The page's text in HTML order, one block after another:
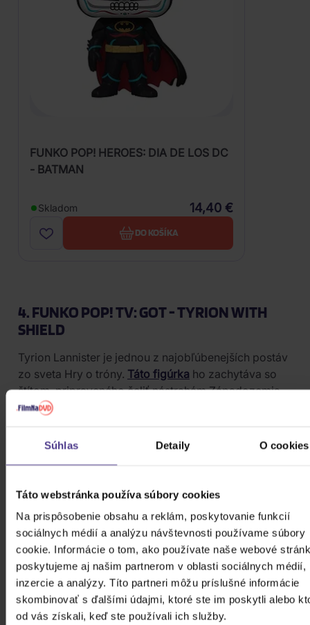
Súhlas Detaily O cookies
Táto webstránka používa súbory cookies
Na prispôsobenie obsahu a reklám, poskytovanie funkcií
sociálnych médií a analýzu návštevnosti používame súbory
cookie. Informácie o tom, ako používate naše webové
poskytujeme aj našim partnerom v oblasti sociálnych médií,
inzercie a analýzy. Títo partneri môžu príslušné informácie
skombinovať s ďalšími údajmi, ktoré ste im poskytli alebo
od vás získali, keď ste používali ich služby.
FUNKO POP! HEROES: DIA DE LOS DC
- BATMAN
Skladom 14,40 €
DO KOŠÍKA
4. FUNKO POP! TV: GOT - TYRION WITH
SHIELD
Tyrion Lannister je jednou z najobľúbenejších postáv
zo sveta Hry o tróny. Táto figúrka ho zachytáva so
štítom, pripraveného čeliť nástrahám Západozemia.
Vďaka popularite postavy je to záruka pre každého
do zbierky zameranej na fantasy svety alebo ako
postava, ktorá by ti nemala uniknúť.